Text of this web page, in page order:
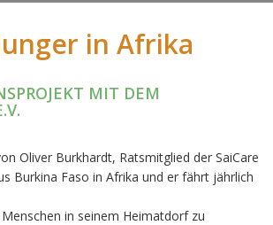
in Afrika
MIT DEM
Oliver Burkhardt, Ratsmitglied der SaiCare
Burkina Faso in Afrika und er fährt jährlich
in seinem Heimatdorf zu